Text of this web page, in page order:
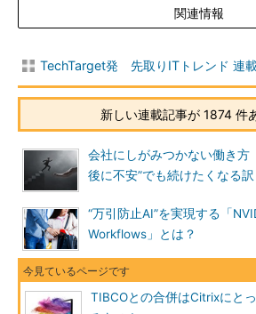
関連情報
TechTarget発 先取りITトレンド 連
新しい連載記事が 1874 件
会社にしがみつかない働き方
後に不安”でも続けたくなる訳
“万引防止AI”を実現する「
Workflows」とは？
TIBCOとの合併はCitrixにと